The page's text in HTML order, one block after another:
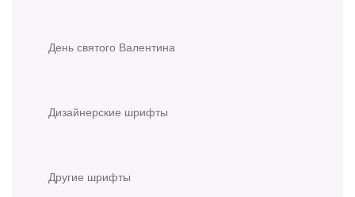
День святого Валентина
Дизайнерские шрифты
Другие шрифты